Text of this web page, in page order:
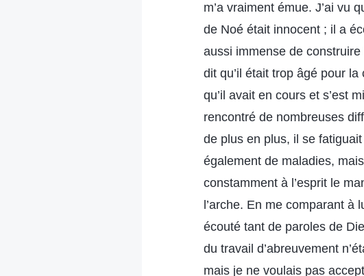
m’a vraiment émue. J’ai vu
de Noé était innocent ; il a
aussi immense de construire
dit qu’il était trop âgé pour
qu’il avait en cours et s’est
rencontré de nombreuses
de plus en plus, il se
également de maladies,
constamment à l’esprit le
l’arche. En me comparant
écouté tant de paroles de
du travail d’abreuvement
mais je ne voulais pas